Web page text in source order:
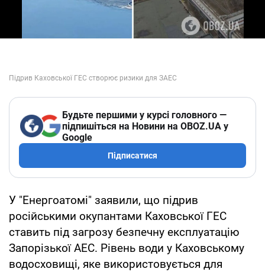
Будьте першими у курсі головного —
підпишіться на Новини на OBOZ.UA у
Google
Підписатися
У "Енергоатомі" заявили, що підрив
російськими окупантами Каховської ГЕС
ставить під загрозу безпечну експлуатацію
Запорізької АЕС. Рівень води у Каховському
водосховищі, яке використовується для